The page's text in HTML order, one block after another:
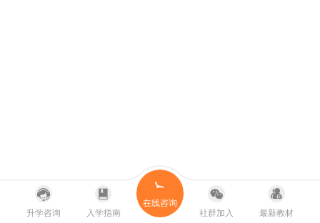
升学咨询 入学指南
在线咨询
社群加入
最新教材